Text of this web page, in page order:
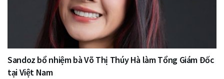
Sandoz bổ nhiệm bà Võ Thị Thúy Hà làm Tổng Giám Đốc
tại Việt Nam